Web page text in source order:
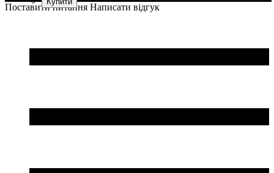
Стать: Унісекс
Виробник: Mikasa
Колір: Чорний
Поставити питання Написати відгук